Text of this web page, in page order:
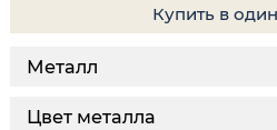
Купить в
Металл
Цвет металла